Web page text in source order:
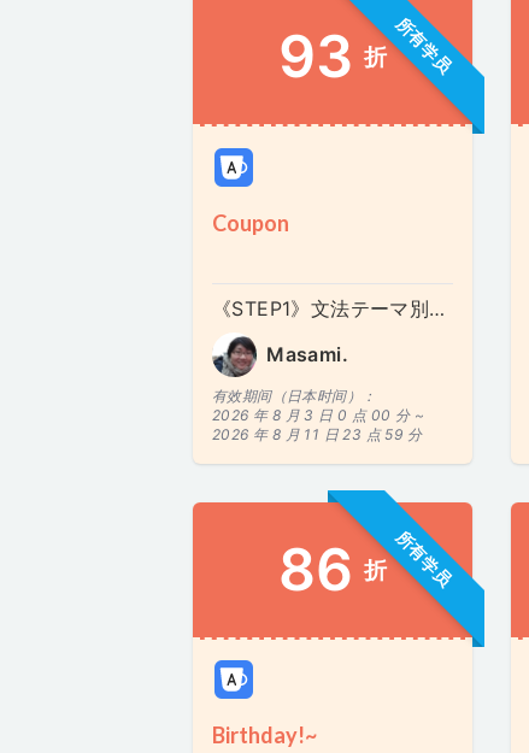
所有学员
93 折
Coupon
《STEP1》文法テーマ別★サイトラ練習
Masami.
有效期间（日本时间）：
2026 年 8 月 3 日 0 点 00 分 ~
2026 年 8 月 11 日 23 点 59 分
所有学员
86 折
Birthday!~